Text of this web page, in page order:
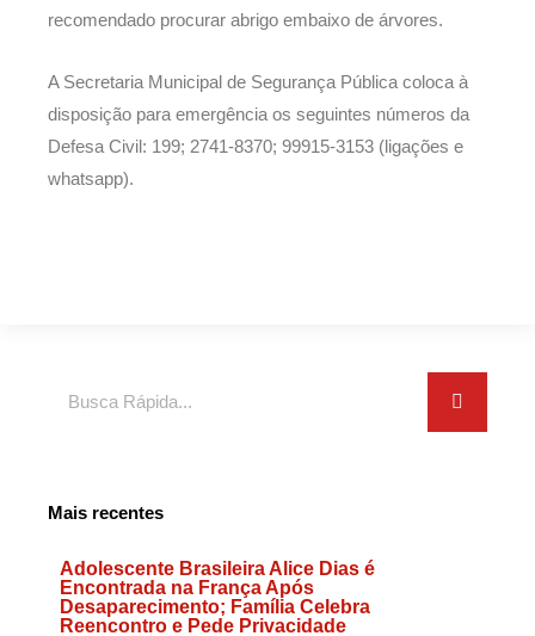
recomendado procurar abrigo embaixo de árvores.
A Secretaria Municipal de Segurança Pública coloca à
disposição para emergência os seguintes números da
Defesa Civil: 199; 2741-8370; 99915-3153 (ligações e
whatsapp).
Mais recentes
Adolescente Brasileira Alice Dias é
Encontrada na França Após
Desaparecimento; Família Celebra
Reencontro e Pede Privacidade